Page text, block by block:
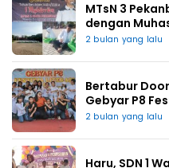
MTsN 3
dengan
2 bulan yang lalu
Bertabur
Gebyar P8
2 bulan yang lalu
Haru, SDN 1